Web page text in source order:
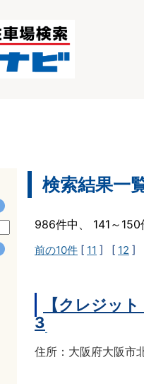
検索結果一
986件中、 141～
前の10件 [ 11 ] [ 12 ]
【クレジッ
3
住所：大阪府大阪市